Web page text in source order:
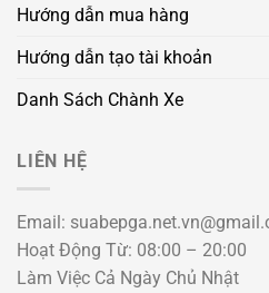
Hướng dẫn mua hàng
Hướng dẫn tạo tài khoản
Danh Sách Chành Xe
LIÊN HỆ
Email:
Hoạt Động Từ: 08:00 – 20:00
Làm Việc Cả Ngày Chủ Nhật